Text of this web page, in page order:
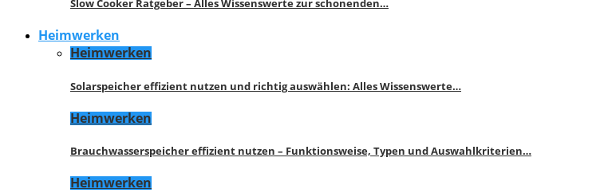
Slow Cooker Ratgeber – Alles Wissenswerte zur schonenden…
Heimwerken
Heimwerken
Solarspeicher effizient nutzen und richtig auswählen: Alles Wissenswerte…
Heimwerken
Brauchwasserspeicher effizient nutzen – Funktionsweise, Typen und Auswahlkriterien…
Heimwerken